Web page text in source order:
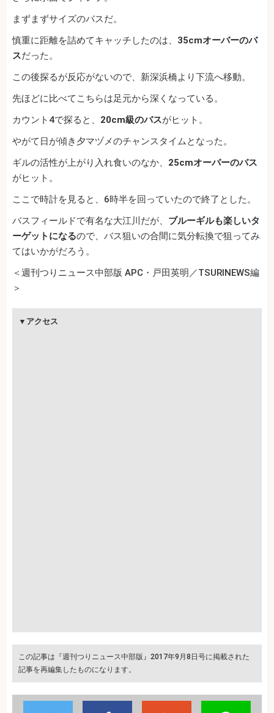
まずまずサイズのバスだ。
慎重に距離を詰めてキャッチしたのは、 35cmオーバーのバ
スだった。
この後探るが反応がないので、新深浜橋より下流へ移動。
先ほどに比べてこちらは足元から深くなっている。
カウント4で探ると、 20cm級のバスがヒット。
やがて日が傾き夕マヅメのチャンスタイムとなった。
ギルの活性が上がり入れ食いのなか、 25cmオーバーのバス
がヒット。
ここで時計を見ると、6時半を回っていたので終了とした。
バスフィールドで有名な大江川だが、 ブルーギルも楽しいタ
ーゲットになるので、バス狙いの合間に気分転換で狙ってみ
てはいかがだろう。
＜週刊つりニュース中部版 APC・戸田英明／TSURINEWS編
＞
▼アクセス
この記事は『週刊つりニュース中部版』2017年9月8日号に掲載された
記事を再編集したものになります。